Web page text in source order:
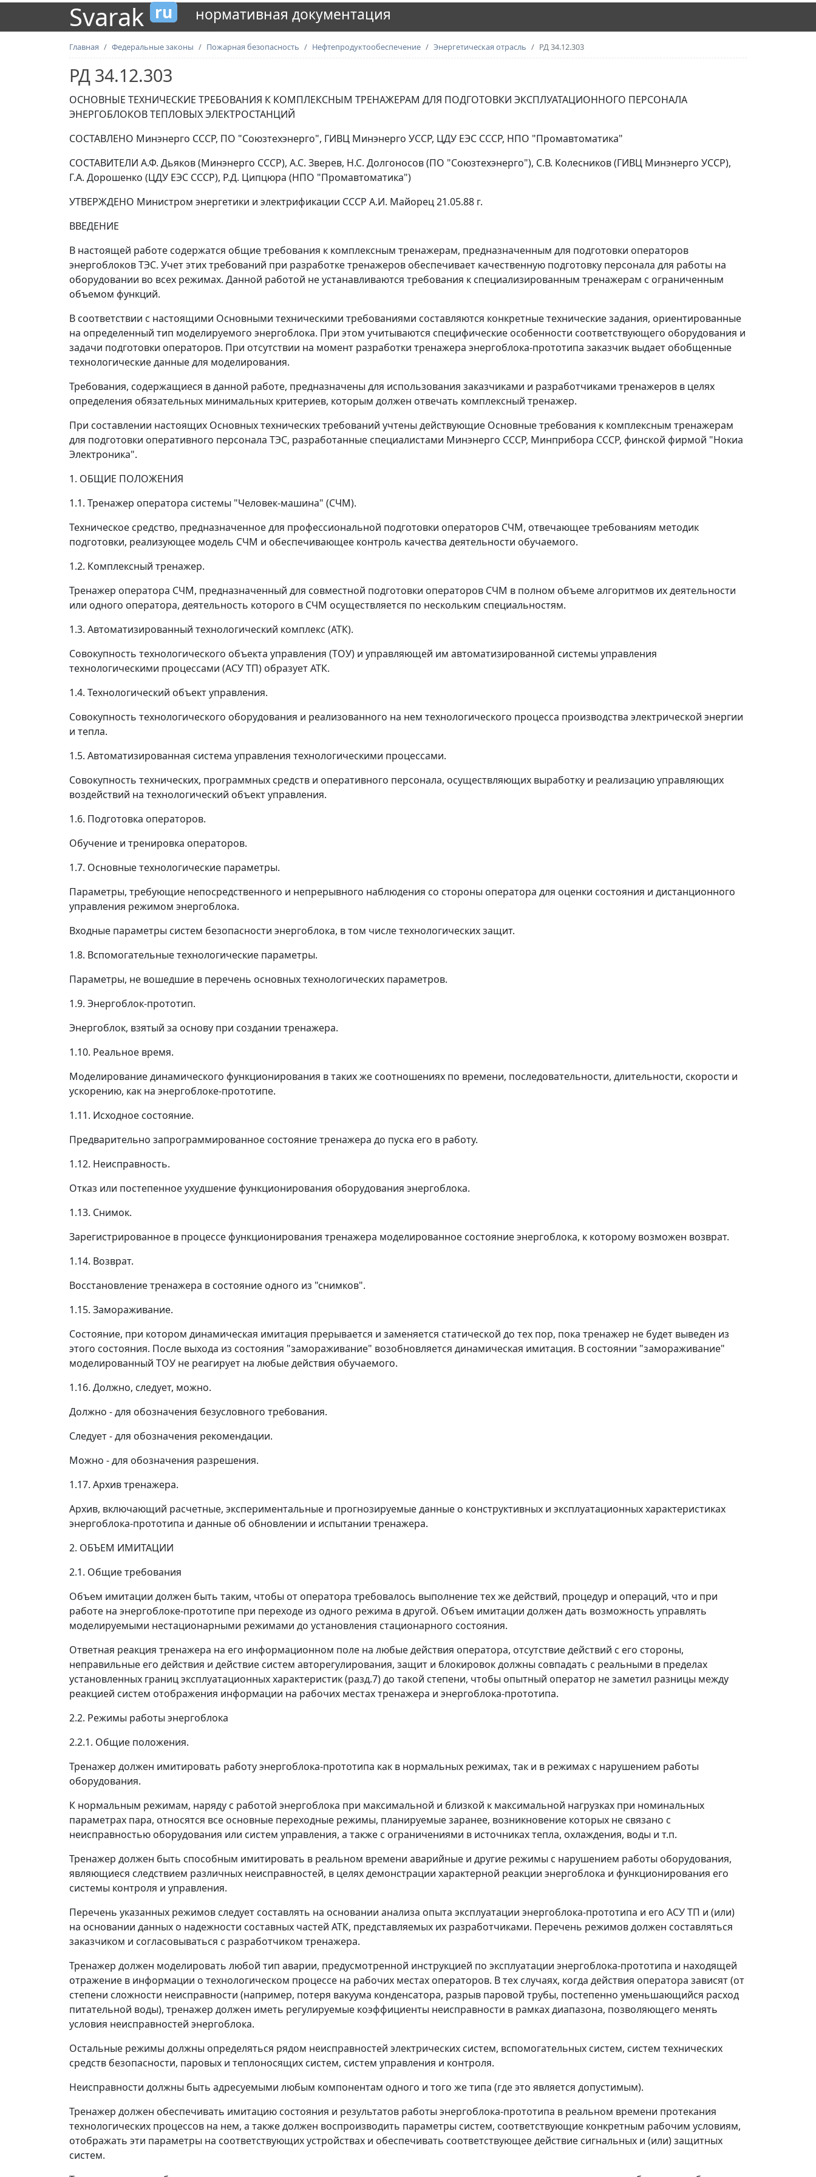
Svarak ru нормативная документация
Главная Федеральные законы Пожарная безопасность Нефтепродуктообеспечение Энергетическая отрасль РД 34.12.303
РД 34.12.303
ОСНОВНЫЕ ТЕХНИЧЕСКИЕ ТРЕБОВАНИЯ К КОМПЛЕКСНЫМ ТРЕНАЖЕРАМ ДЛЯ ПОДГОТОВКИ ЭКСПЛУАТАЦИОННОГО ПЕРСОНАЛА
ЭНЕРГОБЛОКОВ ТЕПЛОВЫХ ЭЛЕКТРОСТАНЦИЙ
СОСТАВЛЕНО Минэнерго СССР, ПО "Союзтехэнерго", ГИВЦ Минэнерго УССР, ЦДУ ЕЭС СССР, НПО "Промавтоматика"
СОСТАВИТЕЛИ А.Ф. Дьяков (Минэнерго СССР), А.С. Зверев, Н.С. Долгоносов (ПО "Союзтехэнерго"), С.В. Колесников (ГИВЦ Минэнерго УССР),
Г.А. Дорошенко (ЦДУ ЕЭС СССР), Р.Д. Ципцюра (НПО "Промавтоматика")
УТВЕРЖДЕНО Министром энергетики и электрификации СССР А.И. Майорец 21.05.88 г.
ВВЕДЕНИЕ
В настоящей работе содержатся общие требования к комплексным тренажерам, предназначенным для подготовки операторов
энергоблоков ТЭС. Учет этих требований при разработке тренажеров обеспечивает качественную подготовку персонала для работы на
оборудовании во всех режимах. Данной работой не устанавливаются требования к специализированным тренажерам с ограниченным
объемом функций.
В соответствии с настоящими Основными техническими требованиями составляются конкретные технические задания, ориентированные
на определенный тип моделируемого энергоблока. При этом учитываются специфические особенности соответствующего оборудования и
задачи подготовки операторов. При отсутствии на момент разработки тренажера энергоблока-прототипа заказчик выдает обобщенные
технологические данные для моделирования.
Требования, содержащиеся в данной работе, предназначены для использования заказчиками и разработчиками тренажеров в целях
определения обязательных минимальных критериев, которым должен отвечать комплексный тренажер.
При составлении настоящих Основных технических требований учтены действующие Основные требования к комплексным тренажерам
для подготовки оперативного персонала ТЭС, разработанные специалистами Минэнерго СССР, Минприбора СССР, финской фирмой "Нокиа
Электроника".
1. ОБЩИЕ ПОЛОЖЕНИЯ
1.1. Тренажер оператора системы "Человек-машина" (СЧМ).
Техническое средство, предназначенное для профессиональной подготовки операторов СЧМ, отвечающее требованиям методик
подготовки, реализующее модель СЧМ и обеспечивающее контроль качества деятельности обучаемого.
1.2. Комплексный тренажер.
Тренажер оператора СЧМ, предназначенный для совместной подготовки операторов СЧМ в полном объеме алгоритмов их деятельности
или одного оператора, деятельность которого в СЧМ осуществляется по нескольким специальностям.
1.3. Автоматизированный технологический комплекс (АТК).
Совокупность технологического объекта управления (ТОУ) и управляющей им автоматизированной системы управления
технологическими процессами (АСУ ТП) образует АТК.
1.4. Технологический объект управления.
Совокупность технологического оборудования и реализованного на нем технологического процесса производства электрической энергии
и тепла.
1.5. Автоматизированная система управления технологическими процессами.
Совокупность технических, программных средств и оперативного персонала, осуществляющих выработку и реализацию управляющих
воздействий на технологический объект управления.
1.6. Подготовка операторов.
Обучение и тренировка операторов.
1.7. Основные технологические параметры.
Параметры, требующие непосредственного и непрерывного наблюдения со стороны оператора для оценки состояния и дистанционного
управления режимом энергоблока.
Входные параметры систем безопасности энергоблока, в том числе технологических защит.
1.8. Вспомогательные технологические параметры.
Параметры, не вошедшие в перечень основных технологических параметров.
1.9. Энергоблок-прототип.
Энергоблок, взятый за основу при создании тренажера.
1.10. Реальное время.
Моделирование динамического функционирования в таких же соотношениях по времени, последовательности, длительности, скорости и
ускорению, как на энергоблоке-прототипе.
1.11. Исходное состояние.
Предварительно запрограммированное состояние тренажера до пуска его в работу.
1.12. Неисправность.
Отказ или постепенное ухудшение функционирования оборудования энергоблока.
1.13. Снимок.
Зарегистрированное в процессе функционирования тренажера моделированное состояние энергоблока, к которому возможен возврат.
1.14. Возврат.
Восстановление тренажера в состояние одного из "снимков".
1.15. Замораживание.
Состояние, при котором динамическая имитация прерывается и заменяется статической до тех пор, пока тренажер не будет выведен из
этого состояния. После выхода из состояния "замораживание" возобновляется динамическая имитация. В состоянии "замораживание"
моделированный ТОУ не реагирует на любые действия обучаемого.
1.16. Должно, следует, можно.
Должно - для обозначения безусловного требования.
Следует - для обозначения рекомендации.
Можно - для обозначения разрешения.
1.17. Архив тренажера.
Архив, включающий расчетные, экспериментальные и прогнозируемые данные о конструктивных и эксплуатационных характеристиках
энергоблока-прототипа и данные об обновлении и испытании тренажера.
2. ОБЪЕМ ИМИТАЦИИ
2.1. Общие требования
Объем имитации должен быть таким, чтобы от оператора требовалось выполнение тех же действий, процедур и операций, что и при
работе на энергоблоке-прототипе при переходе из одного режима в другой. Объем имитации должен дать возможность управлять
моделируемыми нестационарными режимами до установления стационарного состояния.
Ответная реакция тренажера на его информационном поле на любые действия оператора, отсутствие действий с его стороны,
неправильные его действия и действие систем авторегулирования, защит и блокировок должны совпадать с реальными в пределах
установленных границ эксплуатационных характеристик (разд.7) до такой степени, чтобы опытный оператор не заметил разницы между
реакцией систем отображения информации на рабочих местах тренажера и энергоблока-прототипа.
2.2. Режимы работы энергоблока
2.2.1. Общие положения.
Тренажер должен имитировать работу энергоблока-прототипа как в нормальных режимах, так и в режимах с нарушением работы
оборудования.
К нормальным режимам, наряду с работой энергоблока при максимальной и близкой к максимальной нагрузках при номинальных
параметрах пара, относятся все основные переходные режимы, планируемые заранее, возникновение которых не связано с
неисправностью оборудования или систем управления, а также с ограничениями в источниках тепла, охлаждения, воды и т.п.
Тренажер должен быть способным имитировать в реальном времени аварийные и другие режимы с нарушением работы оборудования,
являющиеся следствием различных неисправностей, в целях демонстрации характерной реакции энергоблока и функционирования его
системы контроля и управления.
Перечень указанных режимов следует составлять на основании анализа опыта эксплуатации энергоблока-прототипа и его АСУ ТП и (или)
на основании данных о надежности составных частей АТК, представляемых их разработчиками. Перечень режимов должен составляться
заказчиком и согласовываться с разработчиком тренажера.
Тренажер должен моделировать любой тип аварии, предусмотренной инструкцией по эксплуатации энергоблока-прототипа и находящей
отражение в информации о технологическом процессе на рабочих местах операторов. В тех случаях, когда действия оператора зависят (от
степени сложности неисправности (например, потеря вакуума конденсатора, разрыв паровой трубы, постепенно уменьшающийся расход
питательной воды), тренажер должен иметь регулируемые коэффициенты неисправности в рамках диапазона, позволяющего менять
условия неисправностей энергоблока.
Остальные режимы должны определяться рядом неисправностей электрических систем, вспомогательных систем, систем технических
средств безопасности, паровых и теплоносящих систем, систем управления и контроля.
Неисправности должны быть адресуемыми любым компонентам одного и того же типа (где это является допустимым).
Тренажер должен обеспечивать имитацию состояния и результатов работы энергоблока-прототипа в реальном времени протекания
технологических процессов на нем, а также должен воспроизводить параметры систем, соответствующие конкретным рабочим условиям,
отображать эти параметры на соответствующих устройствах и обеспечивать соответствующее действие сигнальных и (или) защитных
систем.